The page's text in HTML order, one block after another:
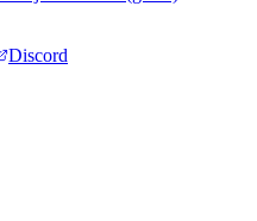
Discord